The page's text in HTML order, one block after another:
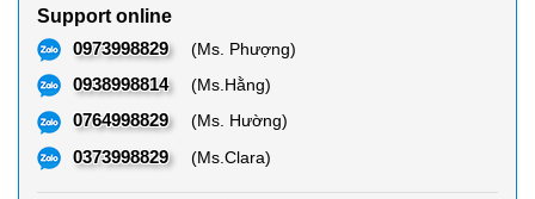
Support online
0973998829
(Ms. Phượng)
0938998814 (Ms.Hằng)
0764998829 (Ms. Hường)
0373998829 (Ms.Clara)